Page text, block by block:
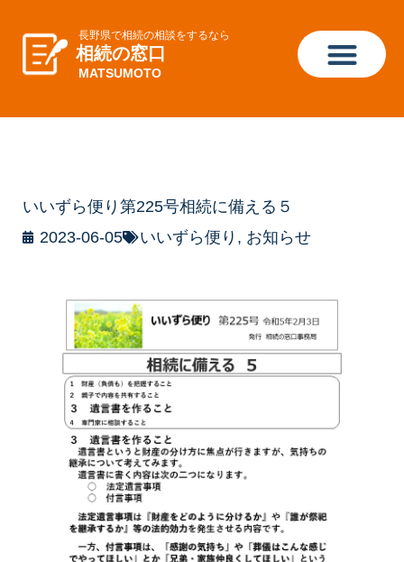
長野県で相続の相談をするなら
相続の窓口
MATSUMOTO
いいずら便り第225号相続に備える５
2023-06-05
いいずら便り , お知らせ